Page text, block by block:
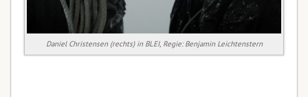
Daniel Christensen (rechts) in BLEI, Regie: Benjamin Leichtenstern